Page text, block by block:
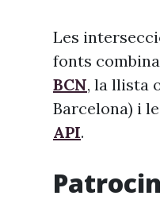
Les
fonts
BCN, la llista
Barcelona) i
API.